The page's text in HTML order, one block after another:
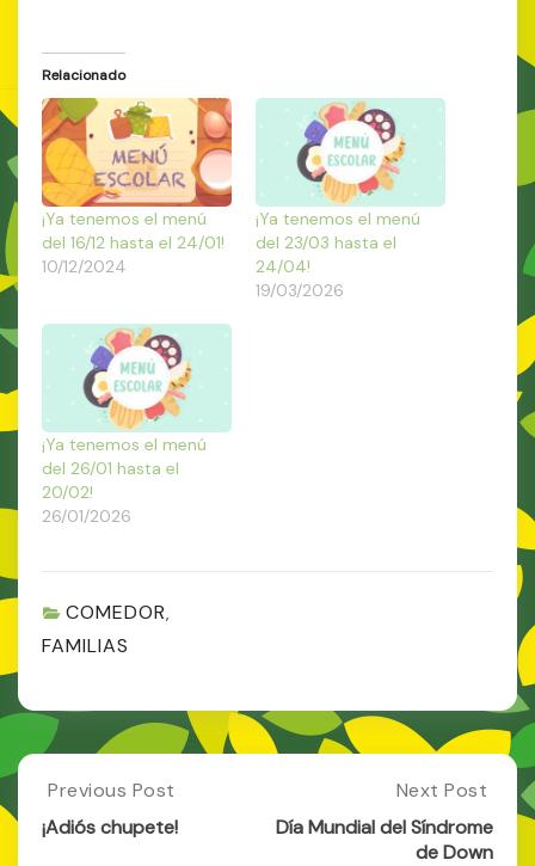
Relacionado
¡Ya tenemos el menú
del 16/12 hasta el 24/01!
10/12/2024
¡Ya tenemos el menú
del 23/03 hasta el
24/04!
19/03/2026
¡Ya tenemos el menú
del 26/01 hasta el
20/02!
26/01/2026
COMEDOR,
FAMILIAS
Post
navigation
Previous
Post:
Previous Post
¡Adiós chupete!
Next
Post:
Día
Next Post
Día Mundial del Síndrome
de Down